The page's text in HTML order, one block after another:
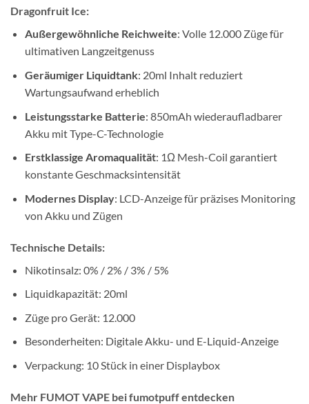
Dragonfruit Ice:
Außergewöhnliche Reichweite: Volle 12.000 Züge für
ultimativen Langzeitgenuss
Geräumiger Liquidtank: 20ml Inhalt reduziert
Wartungsaufwand erheblich
Leistungsstarke Batterie: 850mAh wiederaufladbarer
Akku mit Type-C-Technologie
Erstklassige Aromaqualität: 1Ω Mesh-Coil garantiert
konstante Geschmacksintensität
Modernes Display: LCD-Anzeige für präzises Monitoring
von Akku und Zügen
Technische Details:
Nikotinsalz: 0% / 2% / 3% / 5%
Liquidkapazität: 20ml
Züge pro Gerät: 12.000
Besonderheiten: Digitale Akku- und E-Liquid-Anzeige
Verpackung: 10 Stück in einer Displaybox
Mehr FUMOT VAPE bei fumotpuff entdecken